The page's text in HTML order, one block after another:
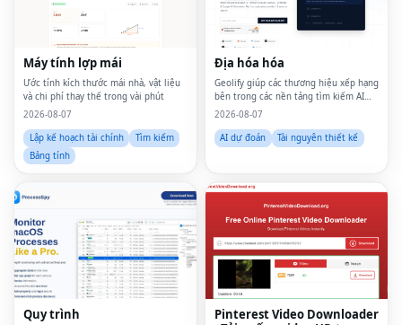
Máy tính lợp mái
Ước tính kích thước mái nhà, vật liệu
và chi phí thay thế trong vài phút
2026-08-07
Lập kế hoạch tài chính
Tìm kiếm
Bảng tính
Địa hóa hóa
Geolify giúp các thương hiệu xếp hạng
bên trong các nền tảng tìm kiếm AI
như ChatGPT, Gemini, Claude và
Engine Optimization (GEO).
2026-08-07
AI dự đoán
Tài nguyên thiết kế
Quy trình
Pinterest Video Downloader